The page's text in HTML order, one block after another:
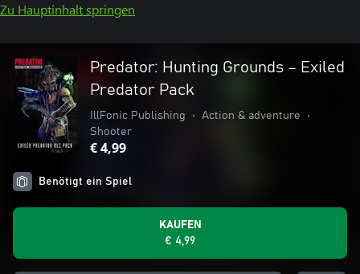
Zu Hauptinhalt springen
Predator: Hunting Grounds – Exiled
Predator Pack
IllFonic Publishing • Action & adventure
•
Shooter
€ 4,99
Benötigt ein Spiel
KAUFEN
€ 4,99